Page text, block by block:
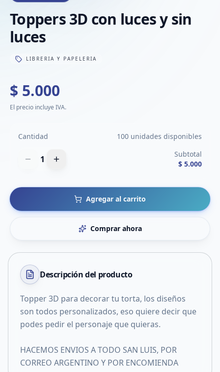
Toppers 3D con luces y sin
luces
LIBRERIA Y PAPELERIA
$ 5.000
El precio incluye IVA.
Cantidad 100 unidades disponibles
1
Subtotal
$ 5.000
Agregar al carrito
Comprar ahora
Descripción del producto
Topper 3D para decorar tu torta, los diseños
son todos personalizados, eso quiere decir que
podes pedir el personaje que quieras.
HACEMOS ENVIOS A TODO SAN LUIS, POR
CORREO ARGENTINO Y POR ENCOMIENDA